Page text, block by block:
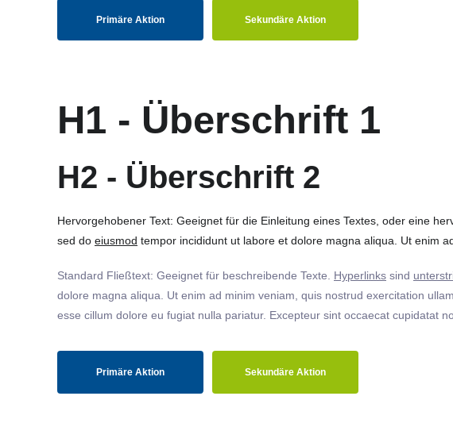
Primäre Aktion Sekundäre Aktion
H1 - Überschrift 1
H2 - Überschrift 2
Hervorgehobener Text: Geeignet für die Einleitung eines Textes, oder eine
sed do eiusmod tempor incididunt ut labore et dolore magna aliqua. Ut enim
Standard Fließtext: Geeignet für beschreibende Texte. Hyperlinks sind
dolore magna aliqua. Ut enim ad minim veniam, quis nostrud exercitation
esse cillum dolore eu fugiat nulla pariatur. Excepteur sint occaecat cupidatat
Primäre Aktion Sekundäre Aktion